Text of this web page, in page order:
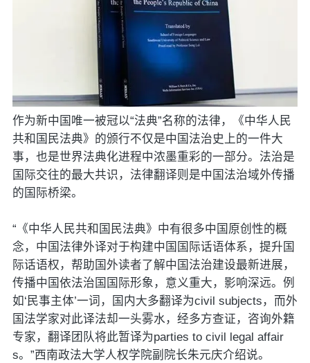
作为新中国唯一被冠以“法典”名称的法律，《中华人民
共和国民法典》的颁行不仅是中国法治史上的一件大
事，也是世界法典化进程中浓墨重彩的一部分。法治是
国际交往的最大共识，法律翻译则是中国法治域外传播
的国际桥梁。
“《中华人民共和国民法典》中有很多中国原创性的概
念，中国法律外译对于构建中国国际话语体系，提升国
际话语权，帮助国外读者了解中国法治建设最新进展，
传播中国依法治国国际形象，意义重大，影响深远。例
如‘民事主体’一词，国内大多翻译为civil subjects，而外
国法学家对此译法却一头雾水，经多方查证，咨询外籍
专家，翻译团队将此暂译为parties to civil legal affair
s。”西南政法大学人权学院副院长朱元庆介绍说。